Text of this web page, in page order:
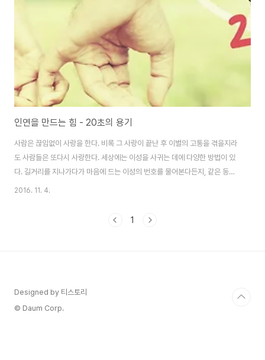
인연을 만드는 힘 - 20초의 용기
사람은 끊임없이 사랑을 한다. 비록 그 사랑이 끝난 후 이별의 고통을 겪을지라
도 사람들은 또다시 사랑한다. 세상에는 이성을 사귀는 데에 다양한 방법이 있
다. 길거리를 지나가다가 마음에 드는 이성의 번호를 물어본다든지, 같은 동아
리 활동을 하다가 눈이 맞는 경우도 있다. 그중에서도 소개팅을 통해서 만나는
교제를 하고 싶다는 것을 전제로 처음 만나기 때문에 이미 서로의 마음을 오픈
2016. 11. 4.
1
Designed by 티스토리
© Daum Corp.